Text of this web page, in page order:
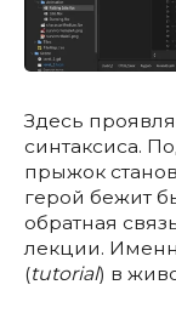
Здесь
синтаксиса.
прыжок
герой бежит
обратная
лекции.
(tutorial) в